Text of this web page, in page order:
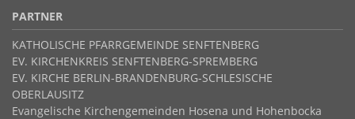
PARTNER
KATHOLISCHE PFARRGEMEINDE SENFTENBERG
EV. KIRCHENKREIS SENFTENBERG-SPREMBERG
EV. KIRCHE BERLIN-BRANDENBURG-SCHLESISCHE
OBERLAUSITZ
Evangelische Kirchengemeinden Hosena und Hohenbocka